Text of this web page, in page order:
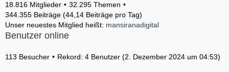
18.816 Mitglieder
32.295 Themen
344.355 Beiträge (44,14 Beiträge pro Tag)
Unser neuestes Mitglied heißt: mansiranadigital
Benutzer online
113 Besucher Rekord: 4 Benutzer (2. Dezember 2024 um 04:53)